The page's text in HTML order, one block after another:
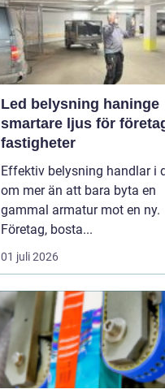
Led belysning haninge
smartare ljus för
fastigheter
Effektiv belysning handlar i
om mer än att bara byta en
gammal armatur mot en ny.
Företag, bosta...
01 juli 2026